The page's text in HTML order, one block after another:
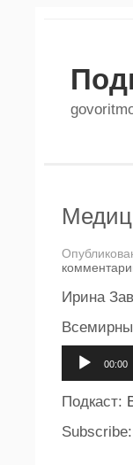
Ирина
00:00
Подкаст:
Subscribe: